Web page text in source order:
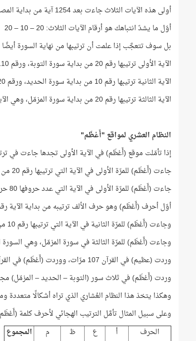
أولى هذه الآيات الثلاث جاءت بعد 1254 آية من بداية المصحف، وهذا العدد = 114 + 114 × 10
أوّل ما يشدّ انتباهك هو أرقام الآيات الثلاث: 20 – 10 – 20
بل سوف تتعجَّب إذا علمت أن ترتيبها من نهاية السورة أيضًا
الآية الأولى ترتيبها رقم 20 من بداية سورة التوبة، ورقم 110 من نهايتها!
الآية الثانية ترتيبها رقم 10 من بداية سورة الحديد، ورقم 20 من نهايتها!
الآية الثالثة ترتيبها رقم 20 من بداية سورة المزمّل، وهي الآية الأخيرة في السورة!
النظام العشري لمواقع "أَعْظَم"
إذا تأمّلت موقع (أَعْظَم) في الآية الأولى تجدها جاءت في ترتيب الكلمة رقم
جاءت (أَعْظَم) للمرّة الأولى في الآية التي ترتيبها رقم 20 من بداية سورة التوبة، ورقم 110 من نهايتها!
جاءت (أَعْظَم) للمرّة الأولى في الآية التي عدد حروفها 80 حرفًا!
أوّل أحرف (أَعْظَم) وهو حرف الألف ترتيبه من بداية الآية رقم
وجاءت (أَعْظَم) للمرّة الثانية في الآية التي ترتيبها رقم 10 من بداية سورة الحديد، ورقم 20 من نهايتها!
وجاءت (أَعْظَم) للمرّة الثالثة في سورة المزمّل، وهي السورة التي عدد آياتها 20 آية،
وردت (عظيم) في القرآن 107 مرّات، ووردت (أَعْظَم) في القرآن 3 مرّات، ومجموعهما 110
وردت (أَعْظَم) في ثلاث سور (التوبة – الحديد – المزمّل) مجموع
وهكذا يتخذ هذا النظام العُشاري الذي تراه أشكالًا متعددة
وعلى سبيل المثال تأمَّل الترتيب الهجائي لأحرف كلمة
الحرف
أ ع ظ م
المجموع